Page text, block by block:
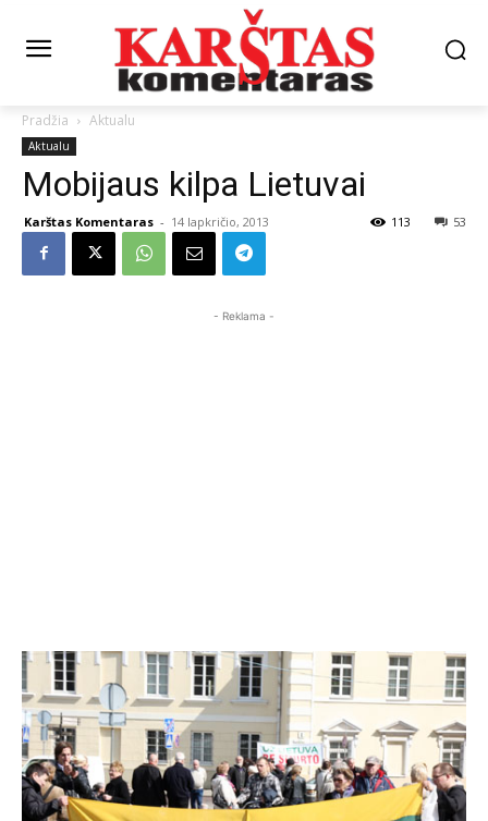
Pradžia Aktualu
Aktualu
Mobijaus kilpa Lietuvai
Karštas Komentaras - 14 lapkričio, 2013 53
113
- Reklama -